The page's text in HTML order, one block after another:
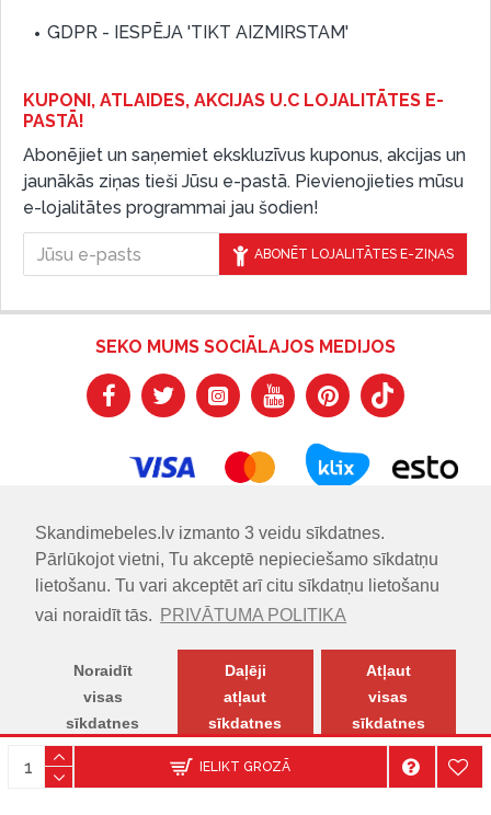
Skandimebeles.lv izmanto 3 veidu sīkdatnes.
Pārlūkojot vietni, Tu akceptē nepieciešamo sīkdatņu
lietošanu. Tu vari akceptēt arī citu sīkdatņu lietošanu
vai noraidīt tās.
PRIVĀTUMA POLITIKA
Noraidīt
visas
sīkdatnes
Daļēji
atļaut
sīkdatnes
Atļaut
visas
sīkdatnes
IELIKT GROZĀ
GDPR - IESPĒJA 'TIKT AIZMIRSTAM'
KUPONI, ATLAIDES, AKCIJAS U.C LOJALITĀTES E-
PASTĀ!
Abonējiet un saņemiet ekskluzīvus kuponus, akcijas un
jaunākās ziņas tieši Jūsu e-pastā. Pievienojieties mūsu
e-lojalitātes programmai jau šodien!
ABONĒT LOJALITĀTES E-ZIŅAS
SEKO MUMS SOCIĀLAJOS MEDIJOS
© SKANDIMĒBELES.LV | Skandināvu dizaina mēbeļu salons.